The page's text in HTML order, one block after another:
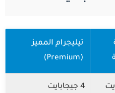
تيليجرام المميز